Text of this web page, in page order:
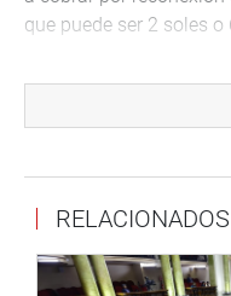
que puede ser 2 soles o
costo. “Cobran 30 o
la reconexión. Eso no
El presidente de la
hizo una precisión
trámite de segunda
RELACIONADOS